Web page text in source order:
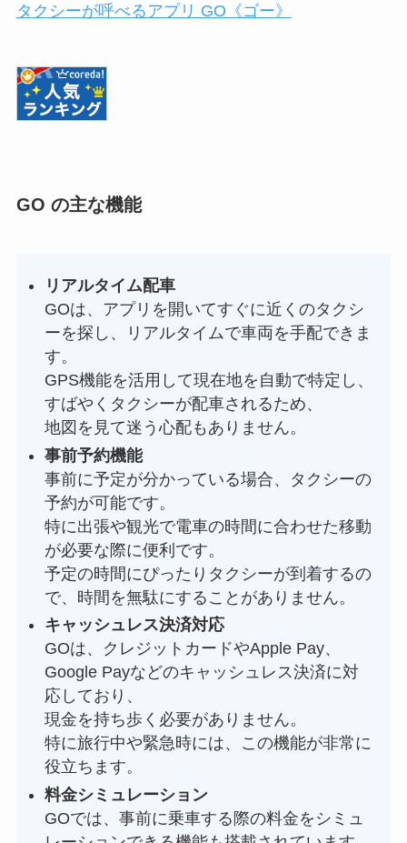
タクシーが呼べるアプリ GO《ゴー》
GO の主な機能
リアルタイム配車
GOは、アプリを開いてすぐに近くのタクシ
ーを探し、リアルタイムで車両を手配できま
す。
GPS機能を活用して現在地を自動で特定し、
すばやくタクシーが配車されるため、
地図を見て迷う心配もありません。
事前予約機能
事前に予定が分かっている場合、タクシーの
予約が可能です。
特に出張や観光で電車の時間に合わせた移動
が必要な際に便利です。
予定の時間にぴったりタクシーが到着するの
で、時間を無駄にすることがありません。
キャッシュレス決済対応
GOは、クレジットカードやApple Pay、
Google Payなどのキャッシュレス決済に対
応しており、
現金を持ち歩く必要がありません。
特に旅行中や緊急時には、この機能が非常に
役立ちます。
料金シミュレーション
GOでは、事前に乗車する際の料金をシミュ